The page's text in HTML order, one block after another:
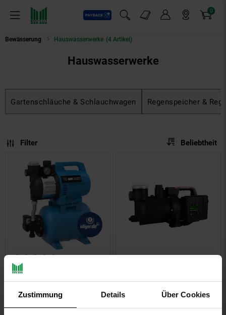
Zustimmung Details Über Cookies
Menü
Payback
Suchfeld einblenden
Markt-Angebote 0
Artikel
Bewässerung Hauswasserwerke (4 Artikel)
Hauswasserwerke
Gartenschläuche & Schlauchwagen Regenspeicher &
Filter Sortierung:
Beliebtheit
HWW 1100.1 VF
Kundenbewertung: 4,4 von 5 Sternen